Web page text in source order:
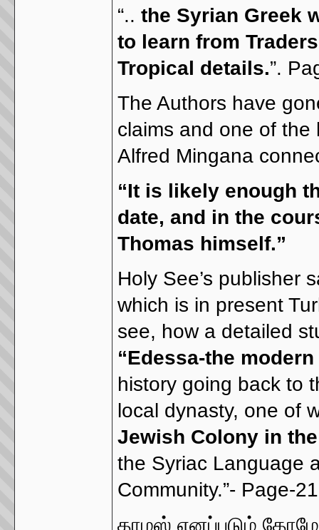
“.. the Syrian Greek
to learn from
Tropical details.”.
The Authors have
claims and one of the
Alfred Mingana
“It is likely enough
date, and in the
Thomas himself.”
Holy See’s publisher
which is in present
see, how a detailed
“Edessa-the
history going back to
local dynasty, one of
Jewish Colony in
the Syriac Language
Community.”- Page-
தாமஸ் எனப்படும் தோமோ